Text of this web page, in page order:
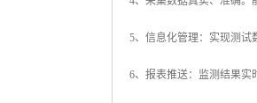
5、信息化管理：实现测试
6、报表推送：监测结果实